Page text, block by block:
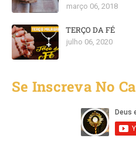
março 06, 2018
TERÇO DA FÉ
julho 06, 2020
Se Inscreva No